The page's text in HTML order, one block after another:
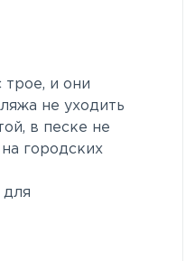
трое, и они
не уходить
в песке не
городских
для